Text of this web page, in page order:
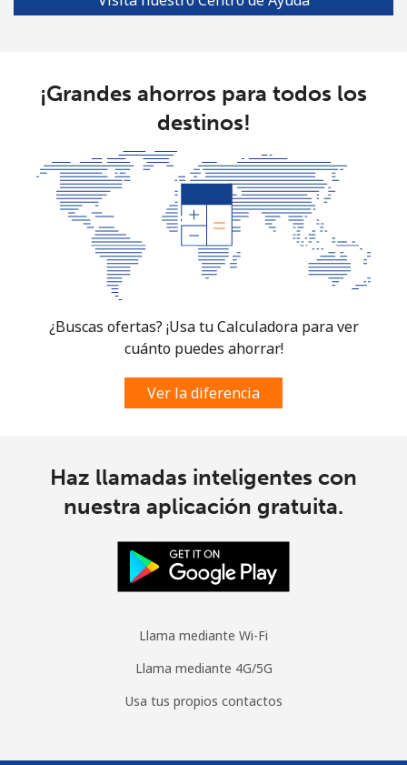
¡Grandes ahorros para todos los
destinos!
¿Buscas ofertas? ¡Usa tu Calculadora para ver
cuánto puedes ahorrar!
Ver la diferencia
Haz llamadas inteligentes con
nuestra aplicación gratuita.
Llama mediante Wi-Fi
Llama mediante 4G/5G
Usa tus propios contactos